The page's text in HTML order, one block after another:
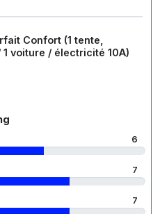
Confort (1 tente,
voiture / électricité 10A)
6
7
7